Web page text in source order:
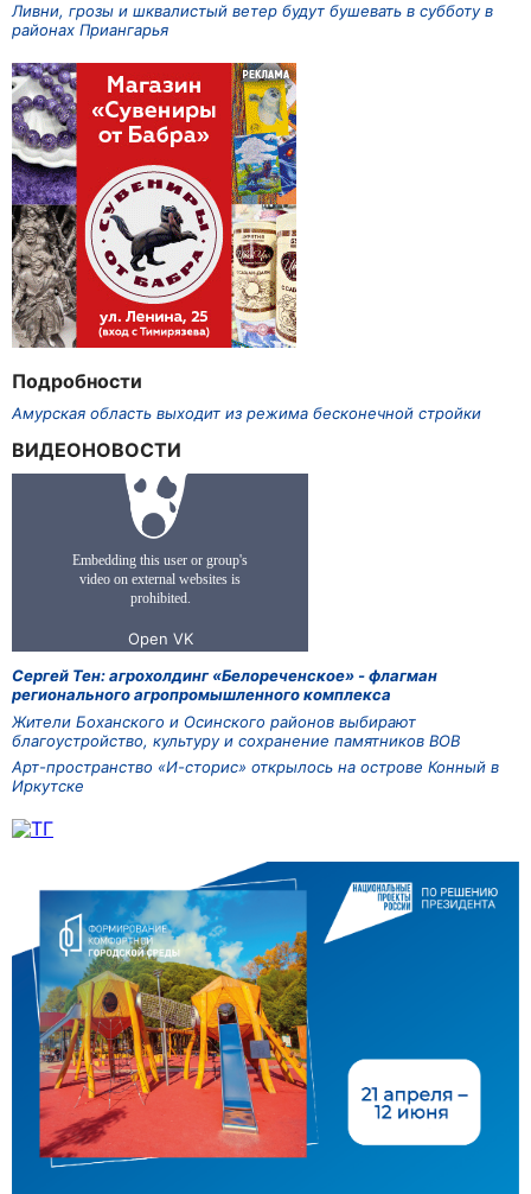
Ливни, грозы и шквалистый ветер будут бушевать в субботу в
районах Приангарья
Подробности
Амурская область выходит из режима бесконечной стройки
ВИДЕОНОВОСТИ
Сергей Тен: агрохолдинг «Белореченское» - флагман
регионального агропромышленного комплекса
Жители Боханского и Осинского районов выбирают
благоустройство, культуру и сохранение памятников ВОВ
Арт-пространство «И-сторис» открылось на острове Конный в
Иркутске